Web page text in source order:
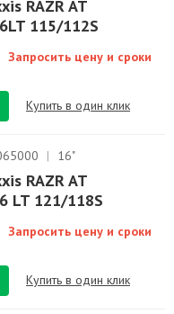
RAZR AT
115/112S
Запросить цену и сроки
Купить в один клик
| 16"
RAZR AT
LT 121/118S
Запросить цену и сроки
Купить в один клик